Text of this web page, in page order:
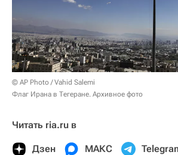
© AP Photo / Vahid Salemi
Флаг Ирана в Тегеране. Архивное фото
Читать ria.ru в
Дзен МАКС